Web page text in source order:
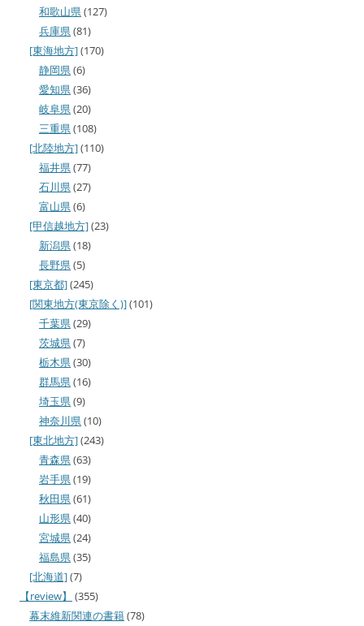
和歌山県(127)
兵庫県(81)
[東海地方](170)
静岡県(6)
愛知県(36)
岐阜県(20)
三重県(108)
[北陸地方](110)
福井県(77)
石川県(27)
富山県(6)
[甲信越地方](23)
新潟県(18)
長野県(5)
[東京都](245)
[関東地方(東京除く)](101)
千葉県(29)
茨城県(7)
栃木県(30)
群馬県(16)
埼玉県(9)
神奈川県(10)
[東北地方](243)
青森県(63)
岩手県(19)
秋田県(61)
山形県(40)
宮城県(24)
福島県(35)
[北海道](7)
【review】
(355)
幕末維新関連の書籍(78)